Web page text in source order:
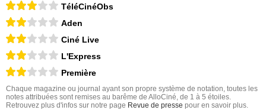
TéléCinéObs
Aden
Ciné Live
L'Express
Première
Chaque magazine ou journal ayant son propre système de notation, toutes les
notes attribuées sont remises au barême de AlloCiné, de 1 à 5 étoiles.
Retrouvez plus d'infos sur notre page Revue de presse pour en savoir plus.